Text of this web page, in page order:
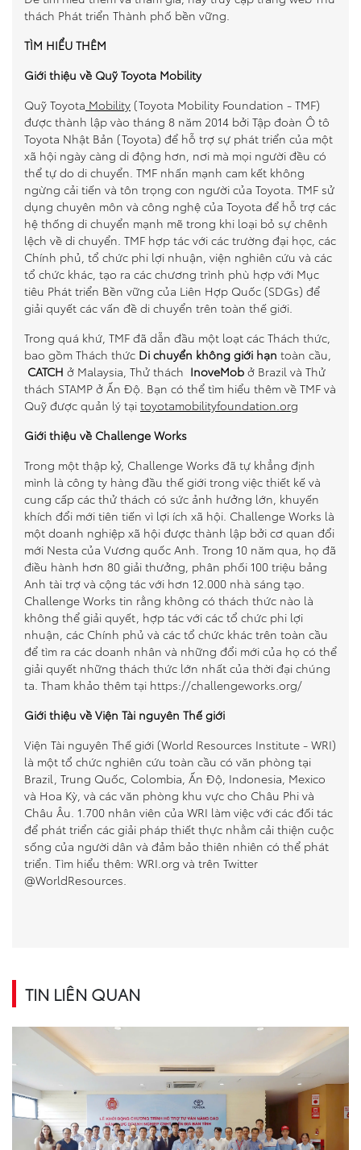
thách Phát triển Thành phố bền vững
TÌM HIỂU THÊM
Giới thiệu về Quỹ Toyota Mobility
Quỹ Toyota Mobility (Toyota Mobility Foundation - TMF)
được thành lập vào tháng 8 năm 2014 bởi Tập đoàn Ô tô
Toyota Nhật Bản (Toyota) để hỗ trợ sự phát triển của một
xã hội ngày càng di động hơn, nơi mà mọi người đều có
thể tự do di chuyển. TMF nhấn mạnh cam kết không
ngừng cải tiến và tôn trọng con người của Toyota. TMF sử
dụng chuyên môn và công nghệ của Toyota để hỗ trợ các
hệ thống di chuyển mạnh mẽ trong khi loại bỏ sự chênh
lệch về di chuyển. TMF hợp tác với các trường đại học, các
Chính phủ, tổ chức phi lợi nhuận, viện nghiên cứu và các
tổ chức khác, tạo ra các chương trình phù hợp với Mục
tiêu Phát triển Bền vững của Liên Hợp Quốc (SDGs) để
giải quyết các vấn đề di chuyển trên toàn thế giới.
Trong quá khứ, TMF đã dẫn đầu một loạt các Thách thức,
bao gồm Thách thức Di chuyển không giới hạn toàn cầu,
CATCH ở Malaysia, Thử thách InoveMob ở Brazil và Thử
thách STAMP ở Ấn Độ. Bạn có thể tìm hiểu thêm về TMF và
Quỹ được quản lý tại toyotamobilityfoundation.org
Giới thiệu về Challenge Works
Trong một thập kỷ, Challenge Works đã tự khẳng định
mình là công ty hàng đầu thế giới trong việc thiết kế và
cung cấp các thử thách có sức ảnh hưởng lớn, khuyến
khích đổi mới tiên tiến vì lợi ích xã hội. Challenge Works là
một doanh nghiệp xã hội được thành lập bởi cơ quan đổi
mới Nesta của Vương quốc Anh. Trong 10 năm qua, họ đã
điều hành hơn 80 giải thưởng, phân phối 100 triệu bảng
Anh tài trợ và cộng tác với hơn 12.000 nhà sáng tạo.
Challenge Works tin rằng không có thách thức nào là
không thể giải quyết, hợp tác với các tổ chức phi lợi
nhuận, các Chính phủ và các tổ chức khác trên toàn cầu
để tìm ra các doanh nhân và những đổi mới của họ có thể
giải quyết những thách thức lớn nhất của thời đại chúng
ta. Tham khảo thêm tại https://challengeworks.org/
Giới thiệu về Viện Tài nguyên Thế giới
Viện Tài nguyên Thế giới (World Resources Institute - WRI)
là một tổ chức nghiên cứu toàn cầu có văn phòng tại
Brazil, Trung Quốc, Colombia, Ấn Độ, Indonesia, Mexico
và Hoa Kỳ, và các văn phòng khu vực cho Châu Phi và
Châu Âu. 1.700 nhân viên của WRI làm việc với các đối tác
để phát triển các giải pháp thiết thực nhằm cải thiện cuộc
sống của người dân và đảm bảo thiên nhiên có thể phát
triển. Tìm hiểu thêm: WRI.org và trên Twitter
@WorldResources
TIN LIÊN QUAN